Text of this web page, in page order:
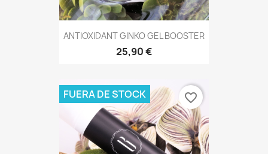
ANTIOXIDANT GINKO GEL BOOSTER
25,90 €
FUERA DE STOCK favorite_border